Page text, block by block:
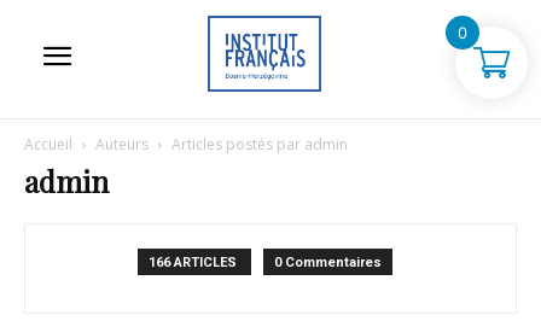
Accueil Auteurs Articles postés par admin
admin
166 ARTICLES 0 Commentaires
0